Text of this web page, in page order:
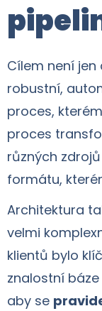
Cílem není
robustní,
proces,
proces
různých
formátu,
Architektura
velmi
klientů bylo
znalostní
aby se